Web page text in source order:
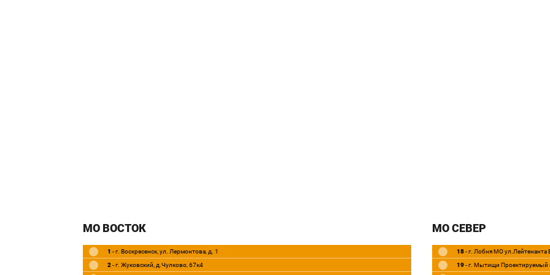
МО ВОСТОК
1 - г. Воскресенск, ул. Лермонтова, д. 1
2- г. Жуковский, д.Чулково, 67к4
МО СЕВЕР
18- г. Лобня МО ул.Лейтенанта
19- г. Мытищи Проектируемый